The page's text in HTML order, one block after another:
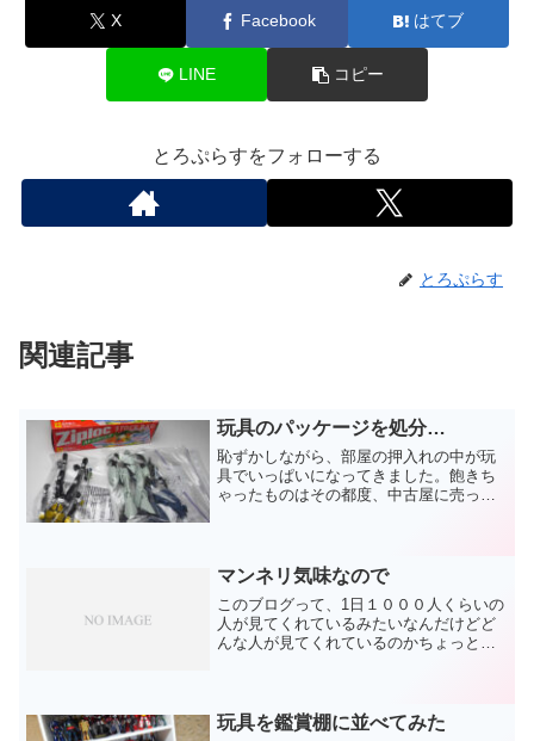
X Facebook はてブ
LINE コピー
とろぷらすをフォローする
とろぷらす
関連記事
玩具のパッケージを処分…
恥ずかしながら、部屋の押入れの中が玩
具でいっぱいになってきました。飽きち
ゃったものはその都度、中古屋に売って
になる《パッケージ》を処...
マンネリ気味なので
このブログって、1日１０００人くらいの
人が見てくれているみたいなんだけどど
んな人が見てくれているのかちょっと知
ウだったら「ノシ」だけ...
玩具を鑑賞棚に並べてみた